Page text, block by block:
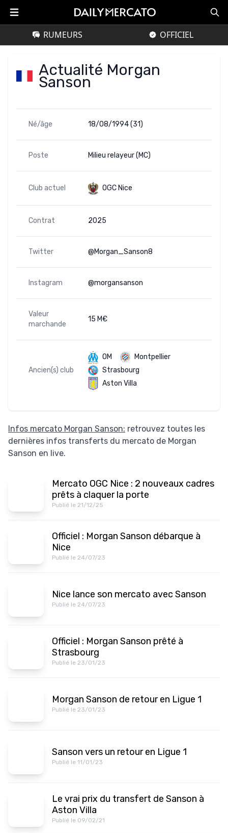
RUMEURS OFFICIEL
Actualité Morgan
Sanson
Né/âge 18/08/1994 (31)
Poste Milieu relayeur (MC)
Club actuel OGC Nice
Contrat 2025
Twitter @Morgan_Sanson8
Instagram @morgansanson
Valeur
marchande
15 M€
Ancien(s) club
OM
Montpellier
Strasbourg
Aston Villa
Infos mercato Morgan Sanson: retrouvez toutes les
dernières infos transferts du mercato de Morgan
Sanson en live.
Mercato OGC Nice : 2 nouveaux cadres
prêts à claquer la porte
Publié le 21/12/25
Officiel : Morgan Sanson débarque à
Nice
Publié le 24/07/23
Nice lance son mercato avec Sanson
Publié le 24/07/23
Officiel : Morgan Sanson prêté à
Strasbourg
Publié le 23/01/23
Morgan Sanson de retour en Ligue 1
Publié le 23/01/23
Sanson vers un retour en Ligue 1
Publié le 11/01/23
Le vrai prix du transfert de Sanson à
Aston Villa
Publié le 09/02/21